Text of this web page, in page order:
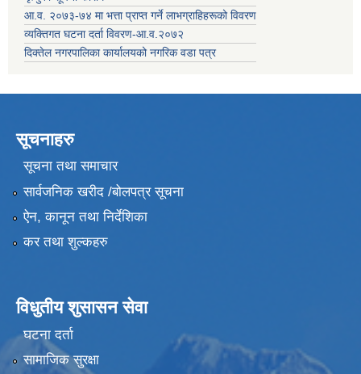
आ.व. २०७३-७४ मा भत्ता प्राप्त गर्ने लाभग्राहिहरूको विवरण
व्यक्तिगत घटना दर्ता विवरण-आ.व.२०७२
दिक्तेल नगरपालिका कार्यालयको नगरिक वडा पत्र
सूचनाहरु
सूचना तथा समाचार
सार्वजनिक खरीद /बोलपत्र सूचना
ऐन, कानून तथा निर्देशिका
कर तथा शुल्कहरु
विधुतीय शुसासन सेवा
घटना दर्ता
सामाजिक सुरक्षा